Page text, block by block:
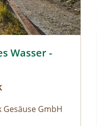
Wasser -
GmbH